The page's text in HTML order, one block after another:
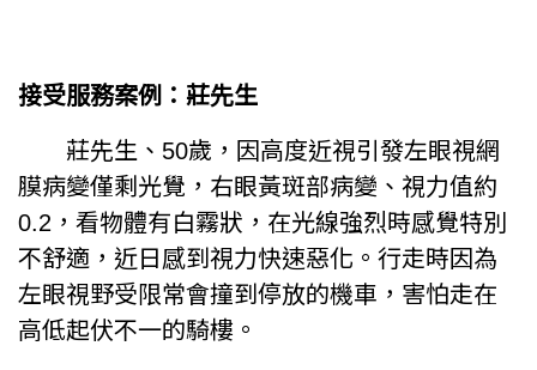
接受服務案例：莊先生
莊先生、50歲，因高度近視引發左眼視網
膜病變僅剩光覺，右眼黃斑部病變、視力值約
0.2，看物體有白霧狀，在光線強烈時感覺特別
不舒適，近日感到視力快速惡化。行走時因為
左眼視野受限常會撞到停放的機車，害怕走在
高低起伏不一的騎樓。